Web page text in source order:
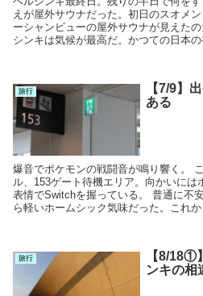
えが屋外サウナだった。初日のスオメ
ーシャンビューの屋外サウナが見えた
シンキは気候が最高だ。かつての日本
旅行
【7/9】
ある
爆音でポケモンの戦闘音が鳴り響く。
ル、153ゲート待機エリア。向かいに
表情でSwitchを握っている。 普通に不
ら軽いホームシック気味だった。これか
旅行
【8/18①
ンキの相